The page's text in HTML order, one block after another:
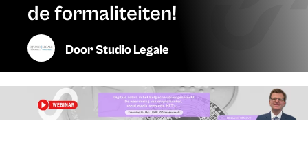
de formaliteiten!
DoorStudio Legale